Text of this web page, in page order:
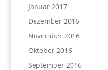
Januar 2017
Dezember 2016
November 2016
Oktober 2016
September 2016